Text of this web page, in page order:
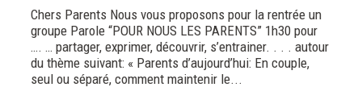
Chers Parents Nous vous proposons pour la rentrée un
groupe Parole “POUR NOUS LES PARENTS” 1h30 pour
…. … partager, exprimer, découvrir, s’entrainer. . . . autour
du thème suivant: « Parents d’aujourd’hui: En couple,
seul ou séparé, comment maintenir le...